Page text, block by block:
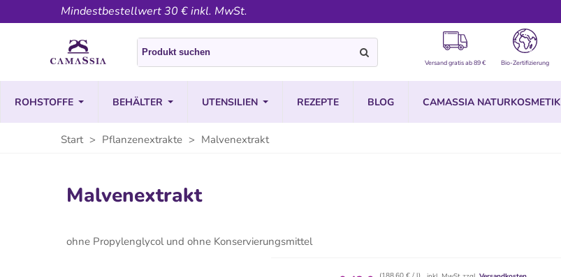
Mindestbestellwert 30 € inkl. MwSt.
Versand gratis ab 89 € Bio-Zertifizierung
ROHSTOFFE BEHÄLTER UTENSILIEN REZEPTE BLOG CAMASSIA NATURKOSMETIK
Start > Pflanzenextrakte > Malvenextrakt
Malvenextrakt
ohne Propylenglycol und ohne Konservierungsmittel